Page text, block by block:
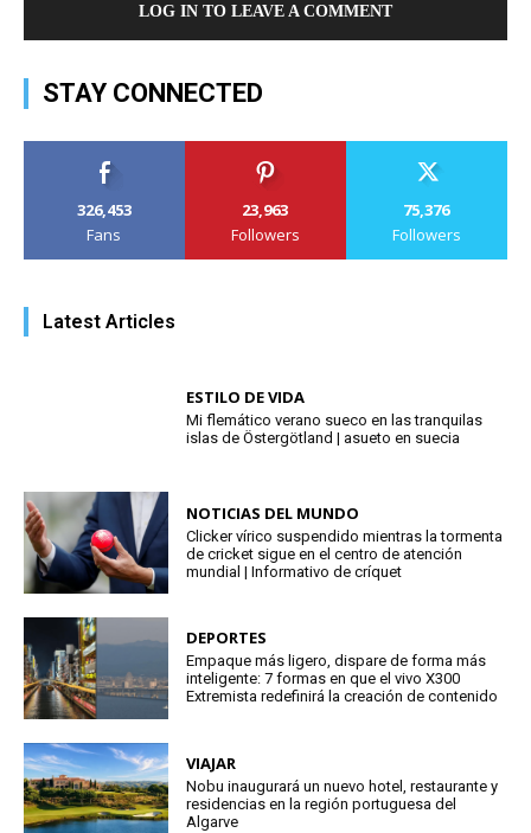
LOG IN TO LEAVE A COMMENT
STAY CONNECTED
326,453
Fans
23,963
Followers
75,376
Followers
Latest Articles
ESTILO DE VIDA
Mi flemático verano sueco en las tranquilas
islas de Östergötland | asueto en suecia
NOTICIAS DEL MUNDO
Clicker vírico suspendido mientras la tormenta
de cricket sigue en el centro de atención
mundial | Informativo de críquet
DEPORTES
Empaque más ligero, dispare de forma más
inteligente: 7 formas en que el vivo X300
Extremista redefinirá la creación de contenido
VIAJAR
Nobu inaugurará un nuevo hotel, restaurante y
residencias en la región portuguesa del
Algarve